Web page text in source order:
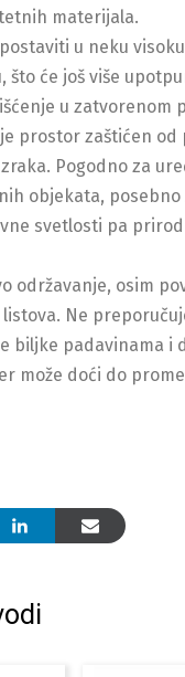
materijala.
u neku
što će još više
u zatvorenom
prostor zaštićen od
Pogodno za
objekata, posebno
svetlosti pa
održavanje, osim
Ne
biljke padavinama i
može doći do